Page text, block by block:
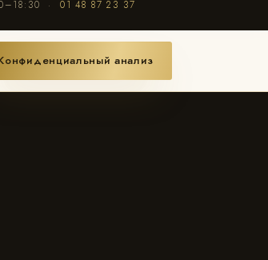
· 01 48 87 23 37
анализ